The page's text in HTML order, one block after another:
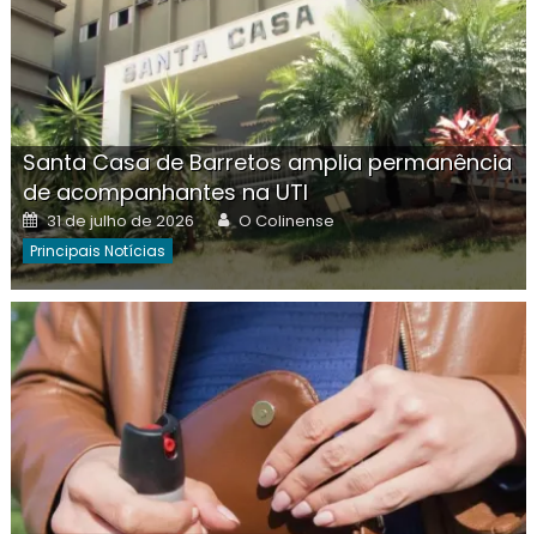
Santa Casa de Barretos amplia permanência
de acompanhantes na UTI
Posted
on
31 de julho de 2026 Author
O Colinense
Principais Notícias